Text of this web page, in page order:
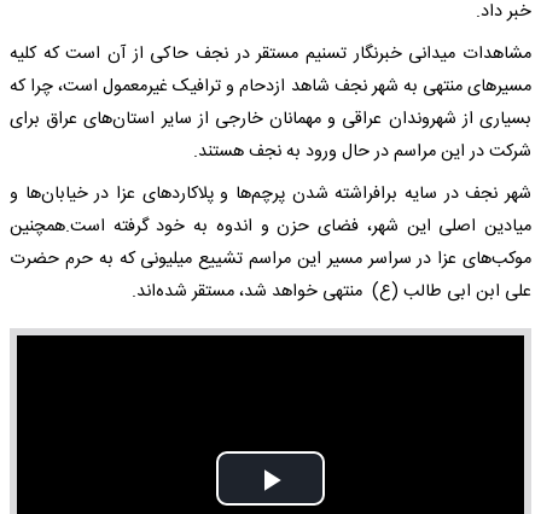
خبر داد.
مشاهدات میدانی خبرنگار تسنیم مستقر در نجف حاکی از آن است که کلیه
مسیرهای منتهی به شهر نجف شاهد ازدحام و ترافیک غیرمعمول است، چرا که
بسیاری از شهروندان عراقی و مهمانان خارجی از سایر استان‌های عراق برای
شرکت در این مراسم در حال ورود به نجف هستند.
شهر نجف در سایه برافراشته شدن پرچم‌ها و پلاکاردهای عزا در خیابان‌ها و
میادین اصلی این شهر، فضای حزن و اندوه به خود گرفته است.همچنین
موکب‌های عزا در سراسر مسیر این مراسم تشییع میلیونی که به حرم حضرت
علی ابن ابی طالب (ع) منتهی خواهد شد، مستقر شده‌اند.
Play